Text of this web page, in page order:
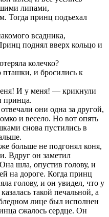
липами,
Тогда принц подъехал
всадника,
поднял вверх кольцо и
колечко?
пташки, и бросились к
И у меня! — крикнули
принца.
они одна за другой,
и весело. Но вот опять
снова пустились в
больше не подгонял коня,
Вдруг он заметил
шла, опустив голову, и
на дороге. Когда принц
голову, и он увидел, что у
такой печальной, а
лице был исполнен
сжалось сердце. Он